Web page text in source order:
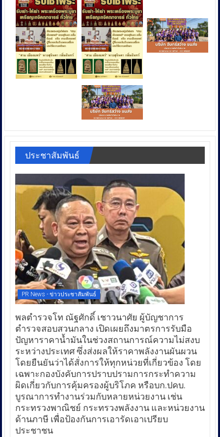
ประชาสัมพันธ์
PR News - ข่าวประชาสัมพันธ์
พลตำรวจโท ณัฐศักดิ์ เชาวนาศัย ผู้บัญชาการ
ตำรวจสอบสวนกลาง เปิดเผยถึงมาตรการรับมือ
ปัญหาราคาน้ำมันในช่วงสถานการณ์ความไม่สงบ
ระหว่างประเทศ ซึ่งส่งผลให้ราคาพลังงานผันผวน
โดยยืนยันว่าได้สั่งการให้ทุกหน่วยที่เกี่ยวข้อง โดย
เฉพาะกองบังคับการปราบปรามการกระทำความ
ผิดเกี่ยวกับการคุ้มครองผู้บริโภค หรือบก.ปคบ.
บูรณาการทำงานร่วมกับหลายหน่วยงาน เช่น
กระทรวงพาณิชย์ กระทรวงพลังงาน และหน่วยงาน
ด้านภาษี เพื่อป้องกันการเอารัดเอาเปรียบ
ประชาชน